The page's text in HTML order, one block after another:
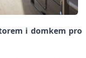
i domkem pro